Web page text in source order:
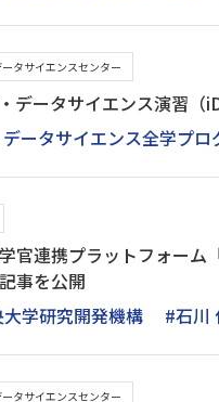
タサイエンスセンター
データサイエンス演習（
ータサイエンス全学プロ
官連携プラットフォーム
事を公開
学研究開発機構
#石川
タサイエンスセンター